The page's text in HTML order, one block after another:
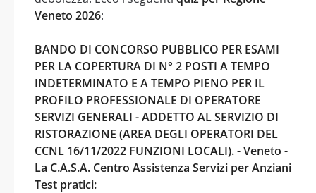
Veneto 2026:
BANDO DI CONCORSO PUBBLICO PER ESAMI
PER LA COPERTURA DI N° 2 POSTI A TEMPO
INDETERMINATO E A TEMPO PIENO PER IL
PROFILO PROFESSIONALE DI OPERATORE
SERVIZI GENERALI - ADDETTO AL SERVIZIO DI
RISTORAZIONE (AREA DEGLI OPERATORI DEL
CCNL 16/11/2022 FUNZIONI LOCALI). - Veneto -
La C.A.S.A. Centro Assistenza Servizi per Anziani
Test pratici: